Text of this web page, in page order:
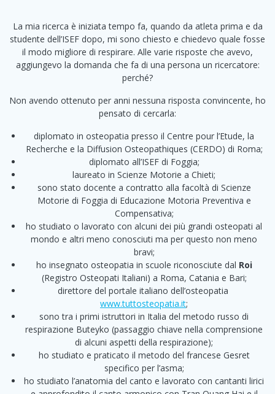
La mia ricerca è iniziata tempo fa, quando da atleta prima e da
studente dell’ISEF dopo, mi sono chiesto e chiedevo quale fosse
il modo migliore di respirare. Alle varie risposte che avevo,
aggiungevo la domanda che fa di una persona un ricercatore:
perché?
Non avendo ottenuto per anni nessuna risposta convincente, ho
pensato di cercarla:
diplomato in osteopatia presso il Centre pour l’Etude, la
Recherche e la Diffusion Osteopathiques (CERDO) di Roma;
diplomato all’ISEF di Foggia;
laureato in Scienze Motorie a Chieti;
sono stato docente a contratto alla facoltà di Scienze
Motorie di Foggia di Educazione Motoria Preventiva e
Compensativa;
ho studiato o lavorato con alcuni dei più grandi osteopati al
mondo e altri meno conosciuti ma per questo non meno
bravi;
ho insegnato osteopatia in scuole riconosciute dal Roi
(Registro Osteopati Italiani) a Roma, Catania e Bari;
direttore del portale italiano dell’osteopatia
www.tuttosteopatia.it;
sono tra i primi istruttori in Italia del metodo russo di
respirazione Buteyko (passaggio chiave nella comprensione
di alcuni aspetti della respirazione);
ho studiato e praticato il metodo del francese Gesret
specifico per l’asma;
ho studiato l’anatomia del canto e lavorato con cantanti lirici